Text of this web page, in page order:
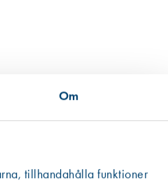
Om
tillhandahålla funktioner
manövreras (öppen/stängd)